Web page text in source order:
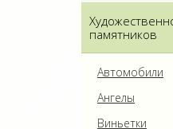
памятников
Автомобили
Ангелы
Виньетки